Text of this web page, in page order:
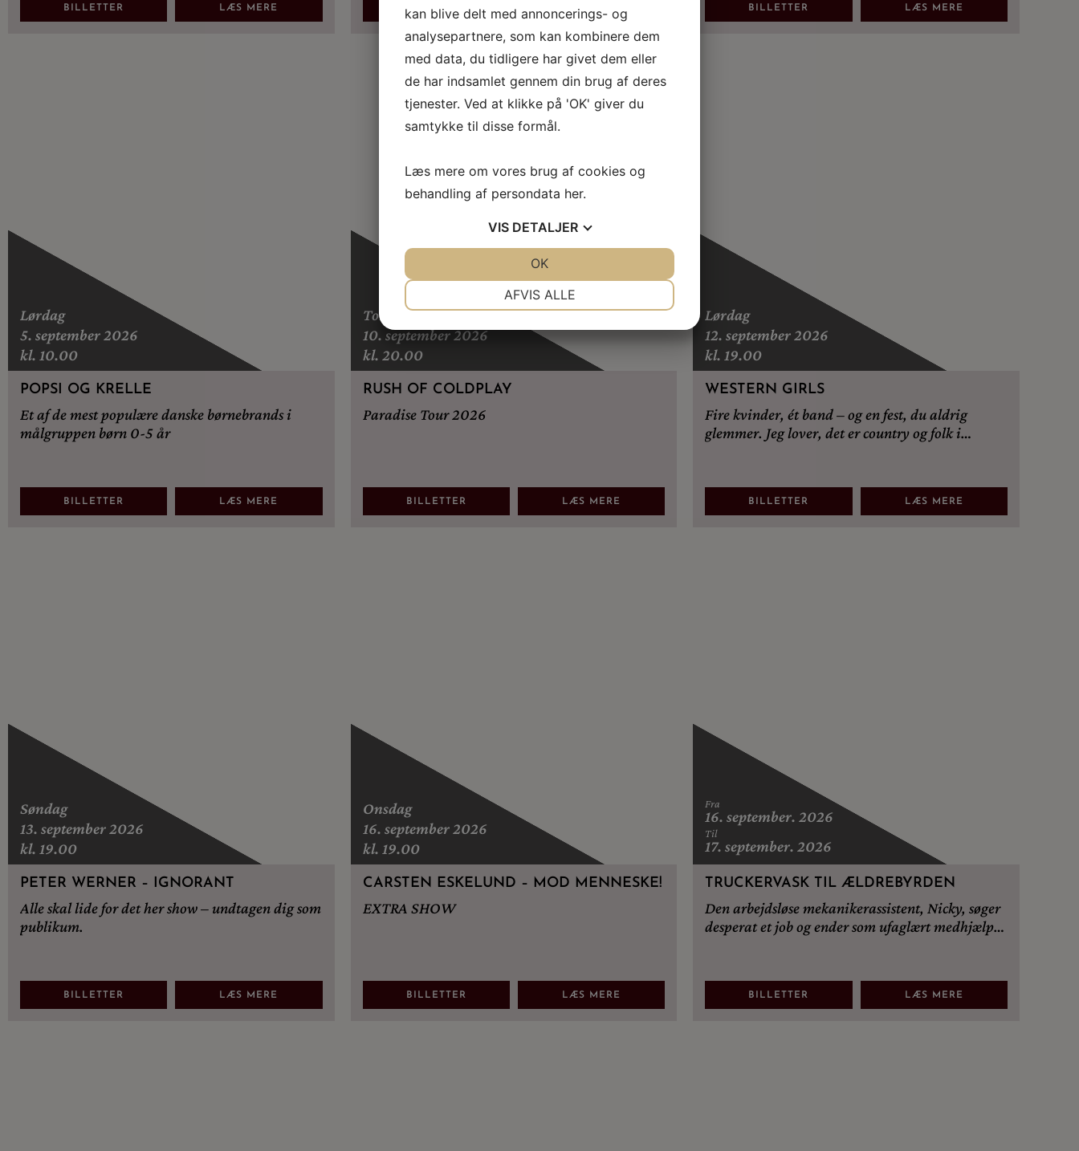
BILLETTER LÆS MERE BILLETTER LÆS MERE BILLETTER LÆS MERE
Lørdag
5. september 2026
kl. 10.00
POPSI OG KRELLE
Et af de mest populære danske børnebrands i
målgruppen børn 0-5 år
BILLETTER LÆS MERE
Torsdag
10. september 2026
kl. 20.00
RUSH OF COLDPLAY
Paradise Tour 2026
BILLETTER LÆS MERE
Lørdag
12. september 2026
kl. 19.00
WESTERN GIRLS
Fire kvinder, ét band – og en fest, du aldrig
glemmer. Jeg lover, det er country og folk i
BILLETTER LÆS MERE
Søndag
13. september 2026
kl. 19.00
PETER WERNER – IGNORANT
Alle skal lide for det her show – undtagen dig som
publikum.
BILLETTER LÆS MERE
Onsdag
16. september 2026
kl. 19.00
CARSTEN ESKELUND – MOD MENNESKE!
EXTRA SHOW
BILLETTER LÆS MERE
Fra
16. september. 2026
Til
17. september. 2026
TRUCKERVASK TIL ÆLDREBYRDEN
Den arbejdsløse mekanikerassistent, Nicky, søger
desperat et job og ender som ufaglært medhjælper
BILLETTER LÆS MERE
kan blive delt med annoncerings- og
analysepartnere, som kan kombinere dem
med data, du tidligere har givet dem eller
de har indsamlet gennem din brug af deres
tjenester. Ved at klikke på 'OK' giver du
samtykke til disse formål.
Læs mere om vores brug af cookies og
behandling af persondata her.
VIS DETALJER
MARKETING
AFVIS ALLE
OK